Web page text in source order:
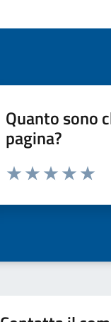
Quanto sono
pagina?
Valuta da 1 a 5 stelle la